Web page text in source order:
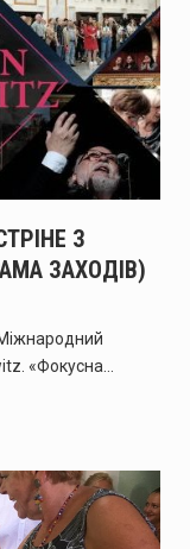
З
ЗАХОДІВ)
«Фокусна…